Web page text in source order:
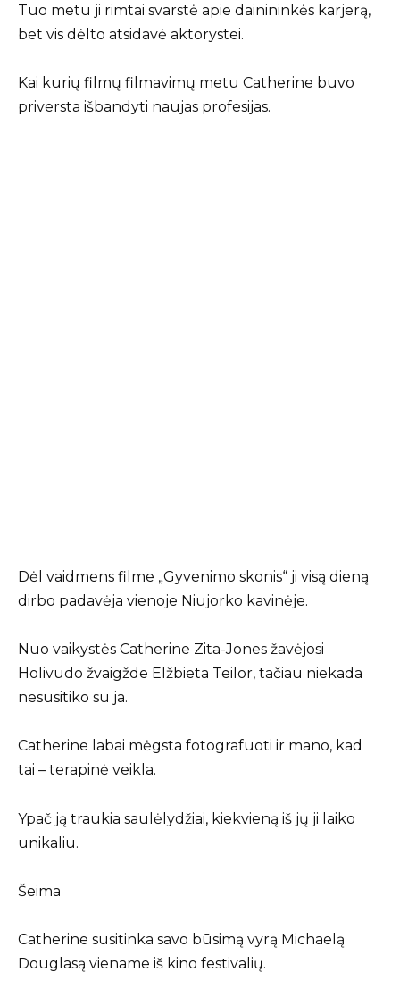
Tuo metu ji rimtai svarstė apie dainininkės karjerą,
bet vis dėlto atsidavė aktorystei.
Kai kurių filmų filmavimų metu Catherine buvo
priversta išbandyti naujas profesijas.
Dėl vaidmens filme „Gyvenimo skonis“ ji visą dieną
dirbo padavėja vienoje Niujorko kavinėje.
Nuo vaikystės Catherine Zita-Jones žavėjosi
Holivudo žvaigžde Elžbieta Teilor, tačiau niekada
nesusitiko su ja.
Catherine labai mėgsta fotografuoti ir mano, kad
tai – terapinė veikla.
Ypač ją traukia saulėlydžiai, kiekvieną iš jų ji laiko
unikaliu.
Šeima
Catherine susitinka savo būsimą vyrą Michaelą
Douglasą viename iš kino festivalių.